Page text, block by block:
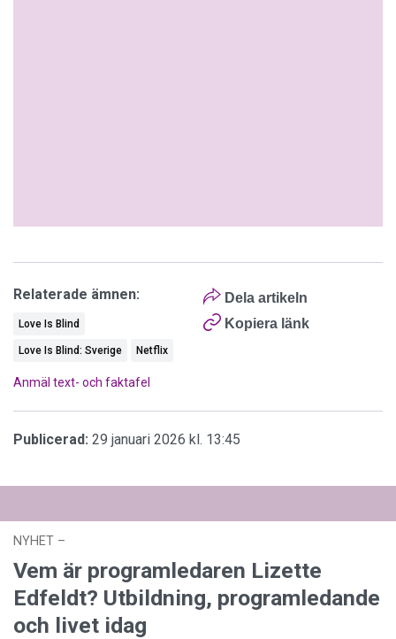
Dela artikeln
Kopiera länk
Relaterade ämnen:
Love Is Blind
Love Is Blind: Sverige Netflix
Anmäl text- och faktafel
Publicerad: 29 januari 2026 kl. 13:45
NYHET –
Vem är programledaren Lizette
Edfeldt? Utbildning, programledande
och livet idag